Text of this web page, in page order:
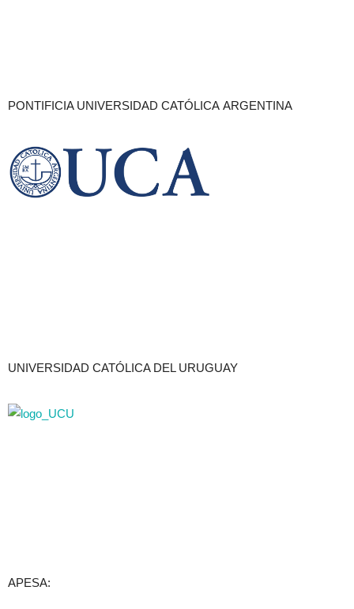
PONTIFICIA UNIVERSIDAD CATÓLICA ARGENTINA
UNIVERSIDAD CATÓLICA DEL URUGUAY
APESA: